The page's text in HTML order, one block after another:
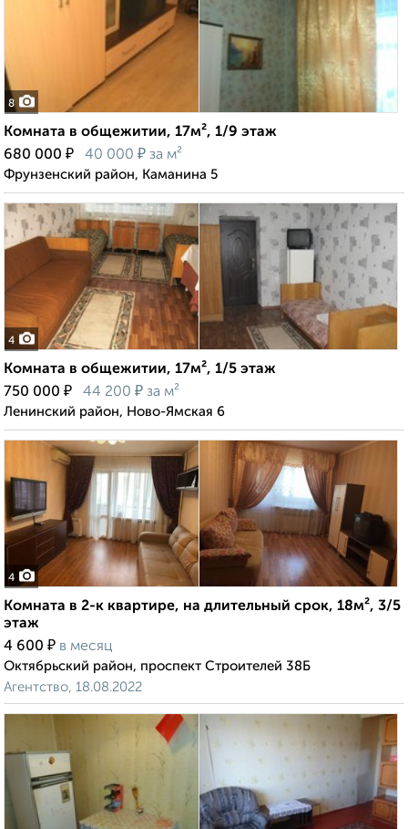
8
Комната в общежитии, 17м², 1/9 этаж
680 000 ₽ 40 000 ₽ за м²
Фрунзенский район, Каманина 5
4
Комната в общежитии, 17м², 1/5 этаж
750 000 ₽ 44 200 ₽ за м²
Ленинский район, Ново-Ямская 6
4
Комната в 2-к квартире, на длительный срок, 18м², 3/5
этаж
4 600 ₽ в месяц
Октябрьский район, проспект Строителей 38Б
Агентство, 18.08.2022